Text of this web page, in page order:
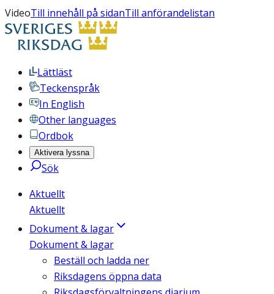
VideoTill innehåll på sidanTill anförandelistan
Lättläst
Teckenspråk
In English
Other languages
Ordbok
Aktivera lyssna
Sök
Aktuellt
Aktuellt
Dokument & lagar
Dokument & lagar
Beställ och ladda ner
Riksdagens öppna data